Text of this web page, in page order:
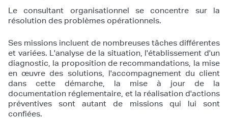
Le consultant organisationnel se concentre sur la
résolution des problèmes opérationnels.
Ses missions incluent de nombreuses tâches différentes
et variées. L'analyse de la situation, l'établissement d'un
diagnostic, la proposition de recommandations, la mise
en œuvre des solutions, l'accompagnement du client
dans cette démarche, la mise à jour de la
documentation réglementaire, et la réalisation d'actions
préventives sont autant de missions qui lui sont
confiées.